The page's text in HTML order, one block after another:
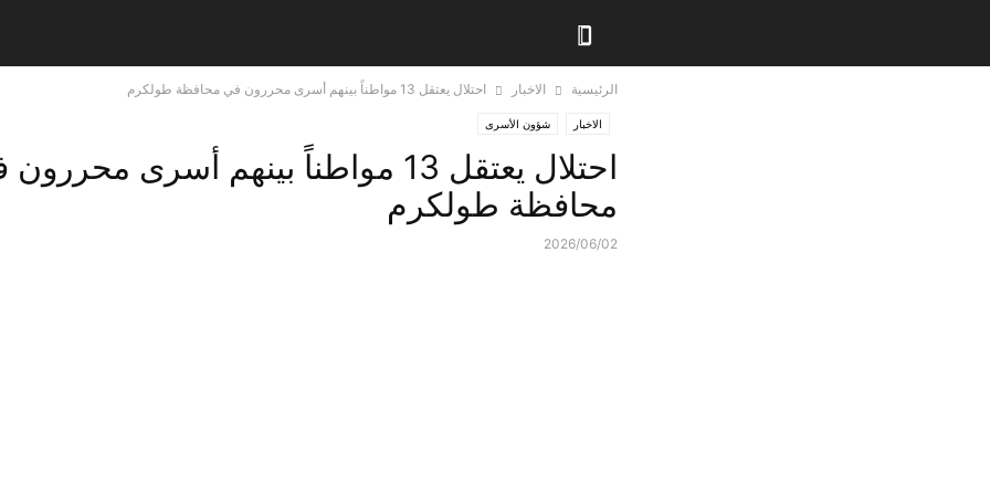
الرئيسية الاخبار احتلال يعتقل 13 مواطناً بينهم أسرى محررون في محافظة طولكرم
الاخبار شؤون الأسرى
احتلال يعتقل 13 مواطناً بينهم أسرى
محافظة طولكرم
2026/06/02